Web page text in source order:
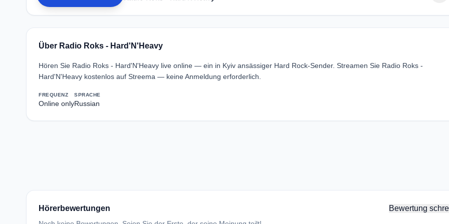
Über Radio Roks - Hard'N'Heavy
Hören Sie Radio Roks - Hard'N'Heavy live online — ein in Kyiv ansässiger Hard Rock-Sender. Streamen Sie Radio Roks -
Hard'N'Heavy kostenlos auf Streema — keine Anmeldung erforderlich.
FREQUENZ
Online only
SPRACHE
Russian
Hörerbewertungen Bewertung